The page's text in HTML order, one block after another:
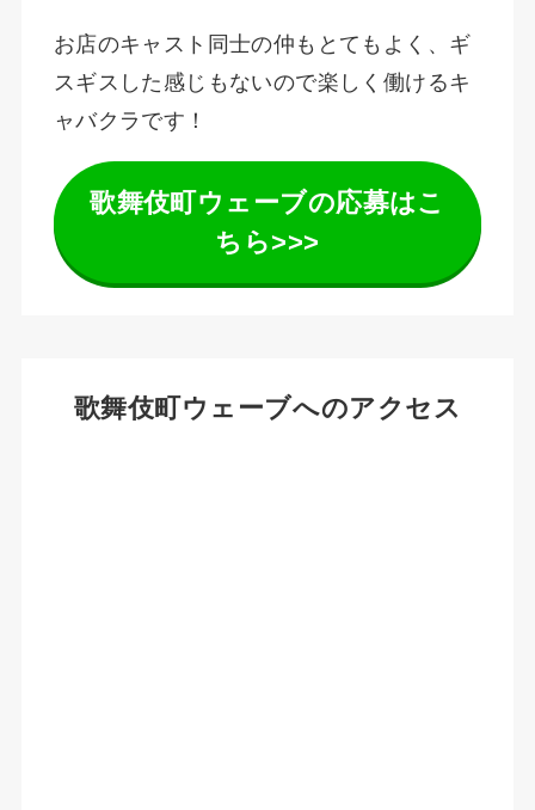
お店のキャスト同士の仲もとてもよく、ギ
スギスした感じもないので楽しく働けるキ
ャバクラです！
歌舞伎町ウェーブの応募はこ
ちら>>>
歌舞伎町ウェーブへのアクセス